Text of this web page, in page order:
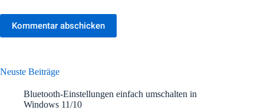
Kommentar abschicken
Neuste Beiträge
Bluetooth-Einstellungen einfach umschalten in
Windows 11/10